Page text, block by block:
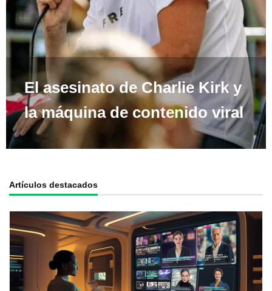
El asesinato de Charlie Kirk y
la máquina de contenido viral
Artículos destacados